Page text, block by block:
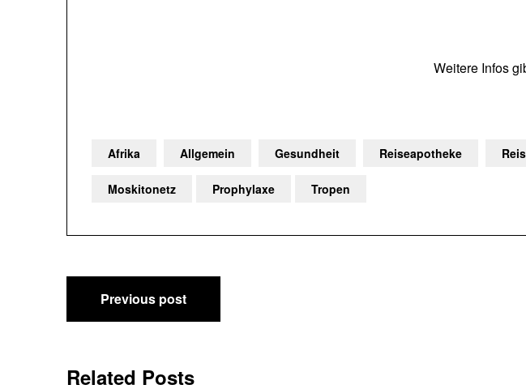
Weitere Infos
Afrika Allgemein Gesundheit Reiseapotheke
Moskitonetz Prophylaxe Tropen
Post
navigation
Previous post
Related Posts